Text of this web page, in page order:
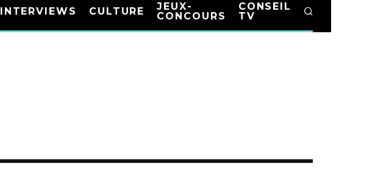
INTERVIEWS CULTURE
JEUX-
CONCOURS
CONSEIL
TV